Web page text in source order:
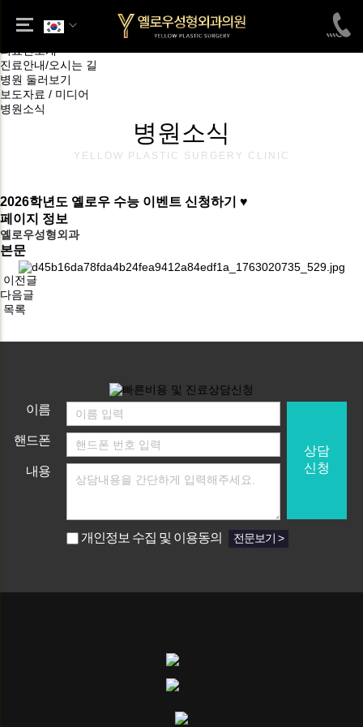
병원소식
옐로우 소개
의료진소개
진료안내/오시는 길
병원 둘러보기
보도자료 / 미디어
병원소식
병원소식
YELLOW PLASTIC SURGERY CLINIC
2026학년도 옐로우 수능 이벤트 신청하기 ♥
페이지 정보
옐로우성형외과
본문
이전글
다음글
목록
이름
상담
신청
핸드폰
내용
개인정보 수집 및 이용동의 전문보기 >